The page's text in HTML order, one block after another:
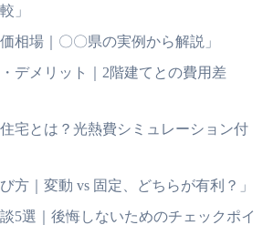
」
相場｜〇〇県の実例から解説」
デメリット｜2階建てとの費用差
住宅とは？光熱費シミュレーション付
方｜変動 vs 固定、どちらが有利？」
5選｜後悔しないためのチェックポイ